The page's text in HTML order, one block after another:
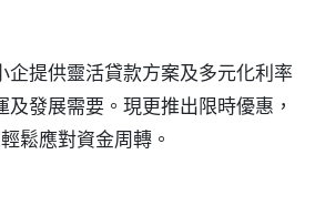
企提供靈活貸款方案及多元化利率
發展需要。 現更推出限時優惠，
鬆應對資金周轉。